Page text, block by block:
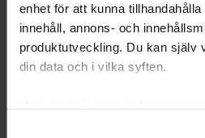
enhet för att kunna
innehåll, annons- och
produktutveckling. Du kan själv
din data och i vilka syften.
Föreningen – från idé till
I ert arbete med att starta en